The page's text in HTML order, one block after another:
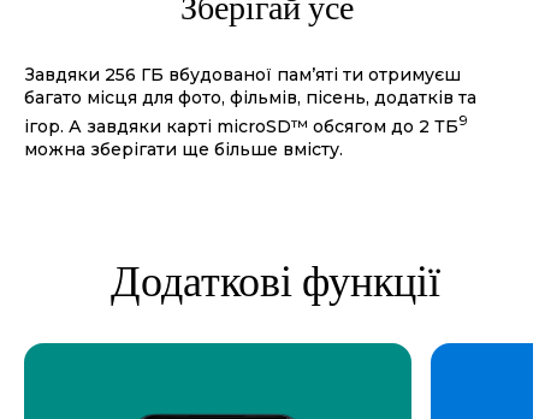
Завдяки 256 ГБ вбудованої пам’яті ти отримуєш
багато місця для фото, фільмів, пісень, додатків та
ігор. А завдяки карті microSD™ обсягом до 2 ТБ9
можна зберігати ще більше вмісту.
Додаткові функції